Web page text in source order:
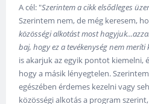
A cél: "Szerintem a cikk elsődleges
Szerintem nem, de még keresem,
közösségi alkotást most
baj, hogy ez a tevékenység nem
is akarjuk az egyik pontot kiemelni,
hogy a másik lényegtelen.
egészében érdemes kezelni vagy
közösségi alkotás a program